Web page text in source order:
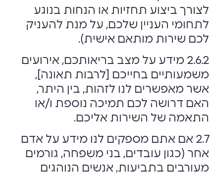
לצורך ביצוע תחזיות או הנחות בנוגע
לתחומי העניין שלכם, על מנת להעניק
לכם שירות מותאם אישית).
2.6.2 מידע על מצב בריאותכם, אירועים
משמעותיים בחייכם [לרבות תאונה],
אשר מאפשרים לנו לזהות, בין היתר,
האם דרושה לכם תמיכה נוספת ו/או
התאמה של השירות אליכם.
2.7 אם אתם מספקים לנו מידע על אדם
אחר (כגון עובדים, בני משפחה, גורמים
מעורבים בתביעות, אנשים הנוהגים